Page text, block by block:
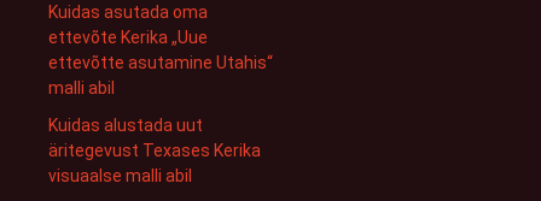
Kuidas asutada oma
ettevõte Kerika „Uue
ettevõtte asutamine Utahis“
malli abil
Kuidas alustada uut
äritegevust Texases Kerika
visuaalse malli abil